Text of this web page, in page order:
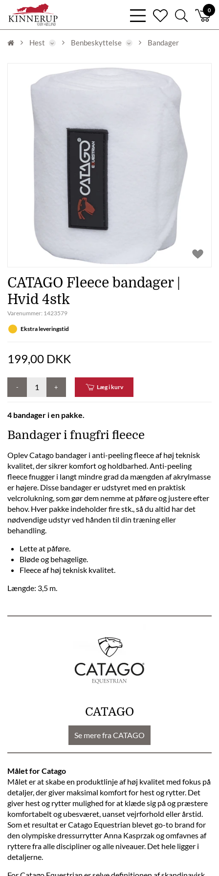
0
bars
light
heart
search
light
Hest Benbeskyttelse Bandager
CATAGO Fleece bandager |
Hvid 4stk
Varenummer: 1423579
Ekstra leveringstid
199,00 DKK
- + Læg i kurv
4 bandager i en pakke.
Bandager i fnugfri fleece
Oplev Catago bandager i anti-peeling fleece af høj teknisk
kvalitet, der sikrer komfort og holdbarhed. Anti-peeling
fleece fnugger i langt mindre grad da mængden af akrylmasse
er højere. Disse bandager er udstyret med en praktisk
velcrolukning, som gør dem nemme at påføre og justere efter
behov. Hver pakke indeholder fire stk., så du altid har det
nødvendige udstyr ved hånden til din træning eller
behandling.
Lette at påføre.
Bløde og behagelige.
Fleece af høj teknisk kvalitet.
Længde: 3,5 m.
CATAGO
Se mere fra CATAGO
Målet for Catago
Målet er at skabe en produktlinje af høj kvalitet med fokus på
detaljer, der giver maksimal komfort for hest og rytter. Det
giver hest og rytter mulighed for at klæde sig på og præstere
komfortabelt og ubesværet, uanset vejrforhold eller årstid.
Som et resultat er Catago Equestrian blevet go-to brand for
den olympiske dressurrytter Anna Kasprzak og omfavnes af
ryttere fra alle discipliner og alle niveauer. Det hele ligger i
detaljerne.